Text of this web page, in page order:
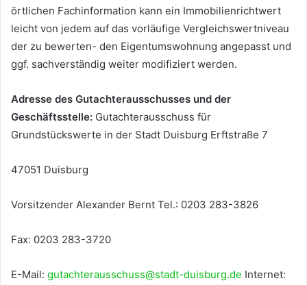
örtlichen Fachinformation kann ein Immobilienrichtwert
leicht von jedem auf das vorläufige Vergleichswertniveau
der zu bewerten- den Eigentumswohnung angepasst und
ggf. sachverständig weiter modifiziert werden.
Adresse des Gutachterausschusses und der
Geschäftsstelle: Gutachterausschuss für
Grundstückswerte in der Stadt Duisburg Erftstraße 7
47051 Duisburg
Vorsitzender Alexander Bernt Tel.: 0203 283-3826
Fax: 0203 283-3720
E-Mail: gutachterausschuss@stadt-duisburg.de Internet: